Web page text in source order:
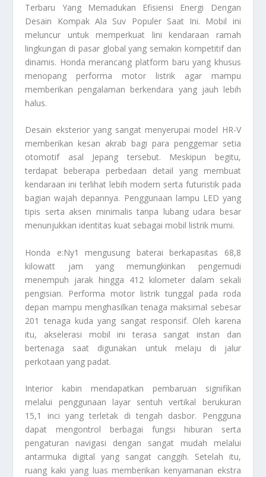
Terbaru Yang Memadukan Efisiensi Energi Dengan
Desain Kompak Ala Suv Populer Saat Ini. Mobil ini
meluncur untuk memperkuat lini kendaraan ramah
lingkungan di pasar global yang semakin kompetitif dan
dinamis. Honda merancang platform baru yang khusus
menopang performa motor listrik agar mampu
memberikan pengalaman berkendara yang jauh lebih
halus.
Desain eksterior yang sangat menyerupai model HR-V
memberikan kesan akrab bagi para penggemar setia
otomotif asal Jepang tersebut. Meskipun begitu,
terdapat beberapa perbedaan detail yang membuat
kendaraan ini terlihat lebih modern serta futuristik pada
bagian wajah depannya. Penggunaan lampu LED yang
tipis serta aksen minimalis tanpa lubang udara besar
menunjukkan identitas kuat sebagai mobil listrik murni.
Honda e:Ny1
mengusung baterai berkapasitas 68,8
kilowatt jam yang memungkinkan pengemudi
menempuh jarak hingga 412 kilometer dalam sekali
pengisian. Performa motor listrik tunggal pada roda
depan mampu menghasilkan tenaga maksimal sebesar
201 tenaga kuda yang sangat responsif. Oleh karena
itu, akselerasi mobil ini terasa sangat instan dan
bertenaga saat digunakan untuk melaju di jalur
perkotaan yang padat.
Interior kabin mendapatkan pembaruan signifikan
melalui penggunaan layar sentuh vertikal berukuran
15,1 inci yang terletak di tengah dasbor. Pengguna
dapat mengontrol berbagai fungsi hiburan serta
pengaturan navigasi dengan sangat mudah melalui
antarmuka digital yang sangat canggih. Setelah itu,
ruang kaki yang luas memberikan kenyamanan ekstra